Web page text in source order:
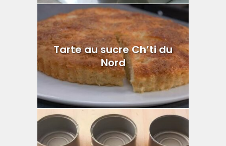
Tarte au sucre Ch’ti du
Nord